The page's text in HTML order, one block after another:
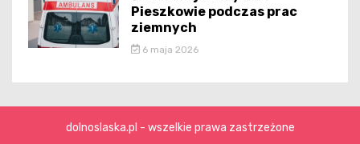
Pieszkowie podczas prac
ziemnych
6 maja 2026
dolnoslaska.pl - wszelkie prawa zastrzeżone